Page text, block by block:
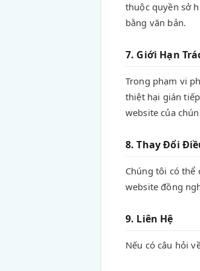
thuộc quyền sở
bằng văn bản.
7. Giới Hạn
Trong phạm vi
thiệt hại gián
website của
8. Thay Đổi
Chúng tôi có thể
website đồng
9. Liên Hệ
Nếu có câu hỏi